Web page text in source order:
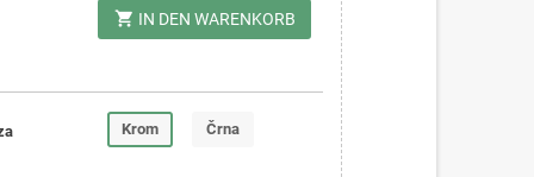
shopping_cart IN DEN WARENKORB
Krom Črna